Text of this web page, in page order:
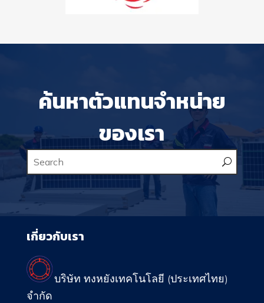
ค้นหาตัวแทนจำหน่าย
ของเรา
เกี่ยวกับเรา
บริษัท ทงหยังเทคโนโลยี (ประเทศไทย)
จำกัด